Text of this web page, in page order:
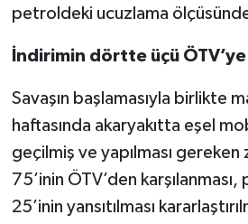
petroldeki ucuzlama
İndirimin dörtte üçü
Savaşın başlamasıyla birlikte
haftasında akaryakıtta eşel
geçilmiş ve yapılması gereken
75’inin ÖTV’den
25’inin yansıtılması